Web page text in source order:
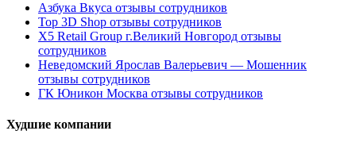
Азбука Вкуса отзывы сотрудников
Top 3D Shop отзывы сотрудников
X5 Retail Group г.Великий Новгород отзывы
сотрудников
Неведомский Ярослав Валерьевич — Мошенник
отзывы сотрудников
ГК Юникон Москва отзывы сотрудников
Худшие компании